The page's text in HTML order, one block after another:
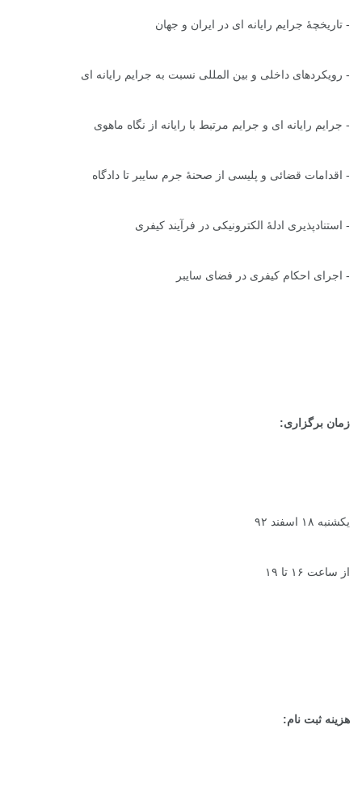
- تاریخچۀ جرایم رایانه ای در ایران و جهان
- رویکردهای داخلی و بین المللی نسبت به جرایم رایانه ای
- جرایم رایانه ای و جرایم مرتبط با رایانه از نگاه ماهوی
- اقدامات قضائی و پلیسی از صحنۀ جرم سایبر تا دادگاه
- استنادپذیری ادلۀ الکترونیکی در فرآیند کیفری
- اجرای احکام کیفری در فضای سایبر
زمان برگزاری:
یکشنبه ۱۸ اسفند ۹۲
از ساعت ۱۶ تا ۱۹
هزینه ثبت نام: